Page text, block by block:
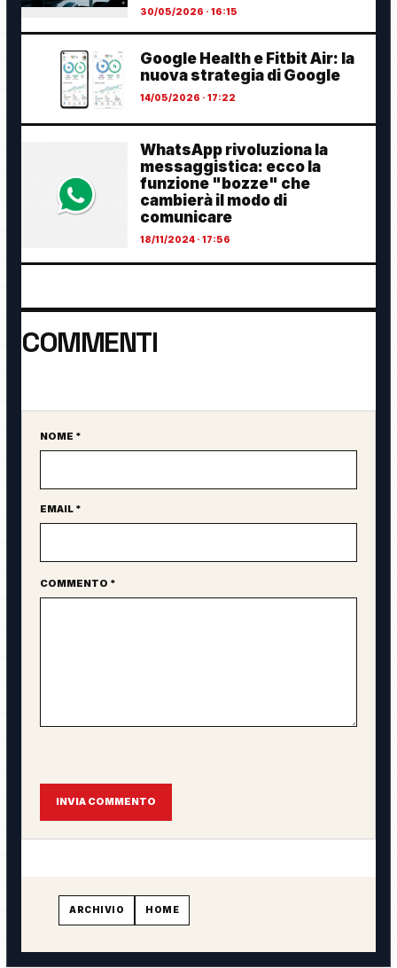
30/05/2026 · 16:15
Google Health e Fitbit Air: la
nuova strategia di Google
14/05/2026 · 17:22
WhatsApp rivoluziona la
messaggistica: ecco la
funzione "bozze" che
cambierà il modo di
comunicare
18/11/2024 · 17:56
COMMENTI
Sito web
NOME *
EMAIL *
COMMENTO *
INVIA COMMENTO
ARCHIVIO HOME